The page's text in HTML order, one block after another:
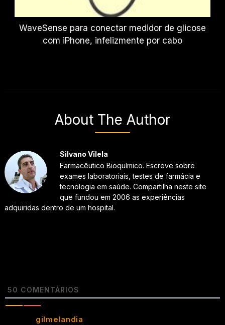
WaveSense para conectar medidor de glicose
com iPhone, infelizmente por cabo
About The Author
Silvano Vilela
Farmacêutico Bioquímico. Escreve sobre
exames laboratoriais, testes de farmácia e
tecnologia em saúde. Compartilha neste site
que fundou em 2006 as experiências
adquiridas dentro de um hospital.
50 COMENTÁRIOS
gilmelandia